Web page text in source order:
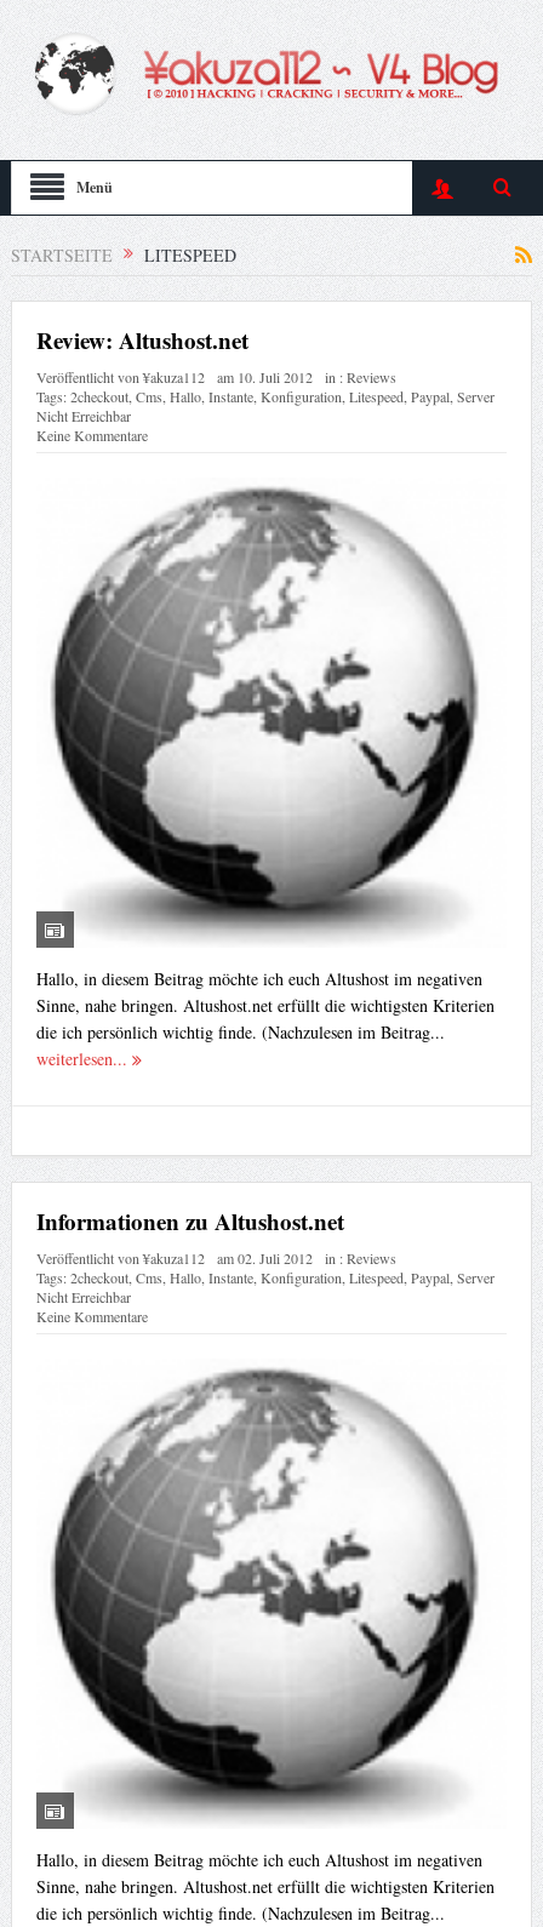
Menü
STARTSEITE LITESPEED
Review: Altushost.net
Veröffentlicht von¥akuza112 am 10. Juli 2012 in :Reviews
Tags:2checkout, Cms Hallo, Instante, Konfiguration Litespeed, Paypal, Server
Nicht Erreichbar
Keine Kommentare
Hallo, in diesem Beitrag möchte ich euch Altushost im negativen
Sinne, nahe bringen. Altushost.net erfüllt die wichtigsten Kriterien
die ich persönlich wichtig finde. (Nachzulesen im Beitrag...
weiterlesen...
Informationen zu Altushost.net
Veröffentlicht von¥akuza112 am02. Juli 2012 in :Reviews
Tags:2checkout, Cms Hallo, Instante, Konfiguration Litespeed, Paypal, Server
Nicht Erreichbar
Keine Kommentare
Hallo, in diesem Beitrag möchte ich euch Altushost im negativen
Sinne, nahe bringen. Altushost.net erfüllt die wichtigsten Kriterien
die ich persönlich wichtig finde. (Nachzulesen im Beitrag...